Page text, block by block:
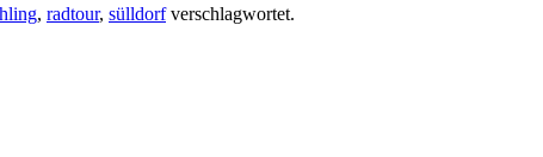
, radtour, sülldorfverschlagwortet.